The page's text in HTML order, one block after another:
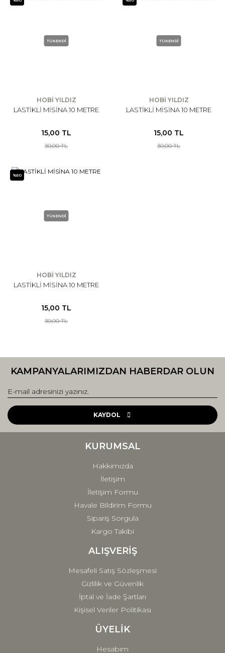
TÜKENDİ
HOBİ YILDIZ
LASTİKLİ MİSİNA 10 METRE
15,00 TL
30,00 TL
TÜKENDİ
HOBİ YILDIZ
LASTİKLİ MİSİNA 10 METRE
15,00 TL
30,00 TL
%50
TÜKENDİ
HOBİ YILDIZ
LASTİKLİ MİSİNA 10 METRE
15,00 TL
30,00 TL
KAMPANYALARIMIZDAN HABERDAR OLUN
KAYDOL
KURUMSAL
Hakkımızda
İletişim
İletişim Formu
Havale Bildirim Formu
Sipariş Sorgula
Kargo Takibi
ALIŞVERİŞ
Mesafeli Satış Sözleşmesi
Gizlilik ve Güvenlik
İptal ve İade Şartları
Kişisel Veriler Politikası
ÜYELİK
Hesabım